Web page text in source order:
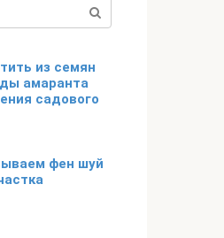
из семян
амаранта
садового
фен шуй